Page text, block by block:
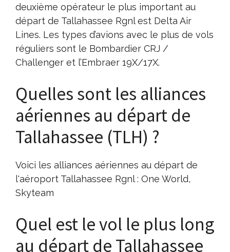
deuxième opérateur le plus important au
départ de Tallahassee Rgnl est Delta Air
Lines. Les types d’avions avec le plus de vols
réguliers sont le Bombardier CRJ /
Challenger et l’Embraer 19X/17X.
Quelles sont les alliances
aériennes au départ de
Tallahassee (TLH) ?
Voici les alliances aériennes au départ de
l'aéroport Tallahassee Rgnl : One World,
Skyteam
Quel est le vol le plus long
au départ de Tallahassee